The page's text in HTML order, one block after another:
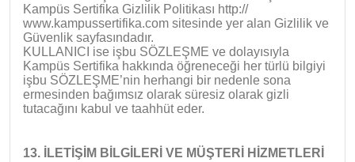
Kampüs Sertifika Gizlilik Politikası http://
www.kampussertifika.com sitesinde yer alan Gizlilik ve
Güvenlik sayfasındadır.
KULLANICI ise işbu SÖZLEŞME ve dolayısıyla
Kampüs Sertifika hakkında öğreneceği her türlü bilgiyi
işbu SÖZLEŞME’nin herhangi bir nedenle sona
ermesinden bağımsız olarak süresiz olarak gizli
tutacağını kabul ve taahhüt eder.
13. İLETİŞİM BİLGİLERİ VE MÜŞTERİ HİZMETLERİ